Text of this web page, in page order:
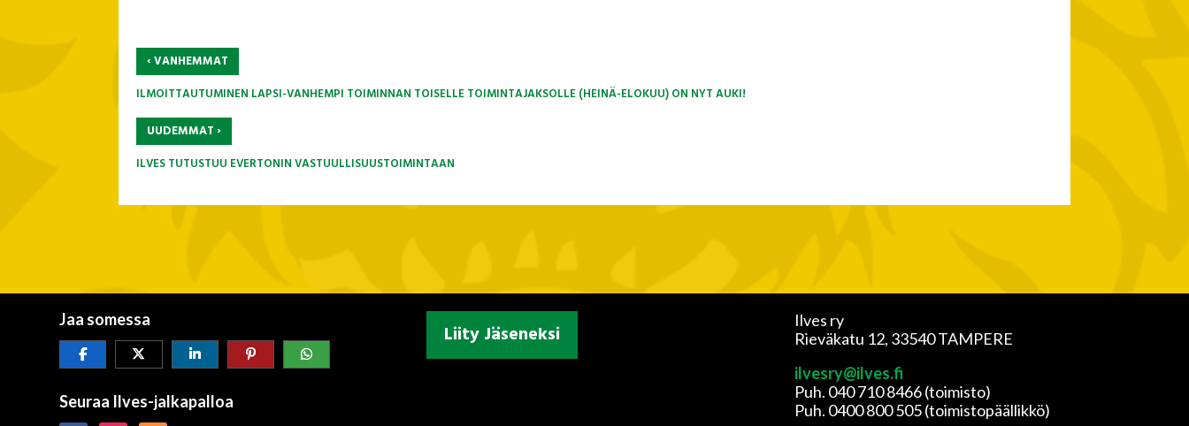
‹VANHEMMAT
ILMOITTAUTUMINEN LAPSI-VANHEMPI TOIMINNAN TOISELLE TOIMINTAJAKSOLLE (HEINÄ-ELOKUU) ON NYT AUKI!
UUDEMMAT›
ILVES TUTUSTUU EVERTONIN VASTUULLISUUSTOIMINTAAN
Jaa somessa
Seuraa Ilves-jalkapalloa
Liity Jäseneksi
Ilves ry
Rieväkatu 12, 33540 TAMPERE
ilvesry@ilves.fi
Puh. 040 710 8466 (toimisto)
Puh. 0400 800 505 (toimistopäällikkö)